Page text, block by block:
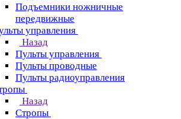
Подъемники ножничные
передвижные
управления
Назад
Пульты управления
Пульты проводные
Пульты радиоуправления
Назад
Стропы